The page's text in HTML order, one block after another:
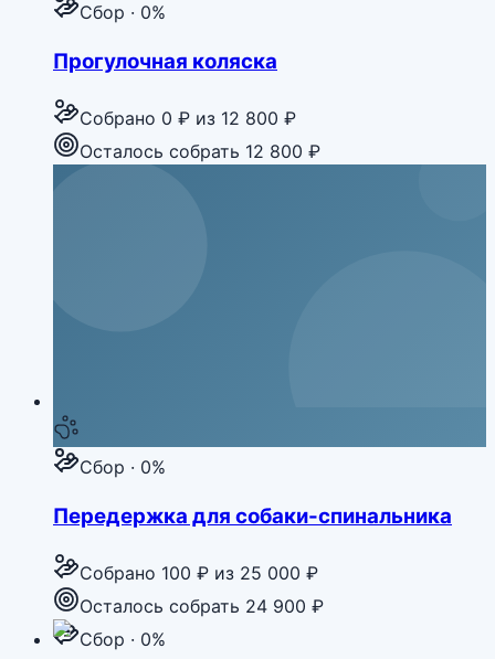
Сбор · 0%
Прогулочная коляска
Собрано 0 ₽ из 12 800 ₽
Осталось собрать 12 800 ₽
Сбор · 0%
Передержка для собаки-спинальника
Собрано 100 ₽ из 25 000 ₽
Осталось собрать 24 900 ₽
Сбор · 0%